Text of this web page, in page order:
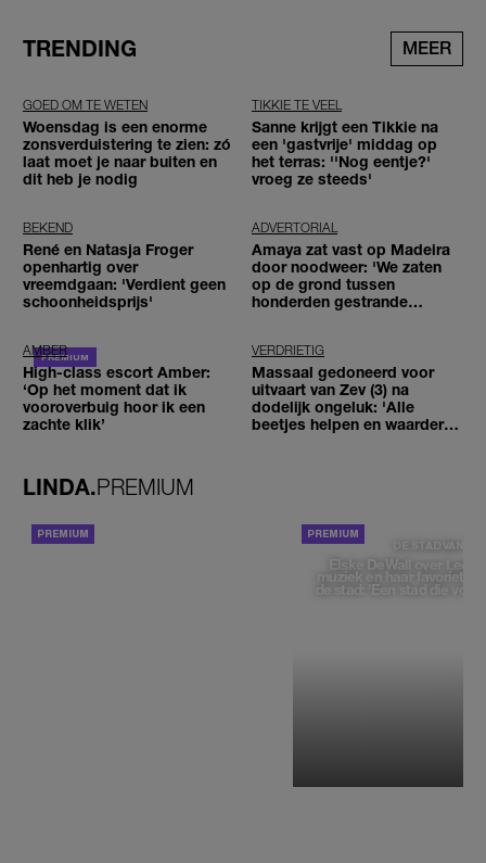
TRENDING MEER
GOED OM TE WETEN
Woensdag is een enorme
zonsverduistering te zien: zó
laat moet je naar buiten en
dit heb je nodig
TIKKIE TE VEEL
Sanne krijgt een Tikkie na
een 'gastvrije' middag op
het terras: ''Nog eentje?'
vroeg ze steeds'
BEKEND
René en Natasja Froger
openhartig over
vreemdgaan: 'Verdient geen
schoonheidsprijs'
ADVERTORIAL
Amaya zat vast op Madeira
door noodweer: 'We zaten
op de grond tussen
honderden gestrande
AMBER
High-class escort Amber:
‘Op het moment dat ik
vooroverbuig hoor ik een
zachte klik’
VERDRIETIG
Massaal gedoneerd voor
uitvaart van Zev (3) na
dodelijk ongeluk: 'Alle
beetjes helpen en waarderen
LINDA.PREMIUM
DE STAD VAN
Elske DeWall over
muziek en haar favoriete
de stad: 'Een stad die